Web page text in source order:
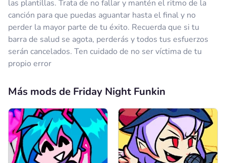
las plantillas. Trata de no fallar y mantén el ritmo de la
canción para que puedas aguantar hasta el final y no
perder la mayor parte de tu éxito. Recuerda que si tu
barra de salud se agota, perderás y todos tus esfuerzos
serán cancelados. Ten cuidado de no ser víctima de tu
propio error
Más mods de Friday Night Funkin